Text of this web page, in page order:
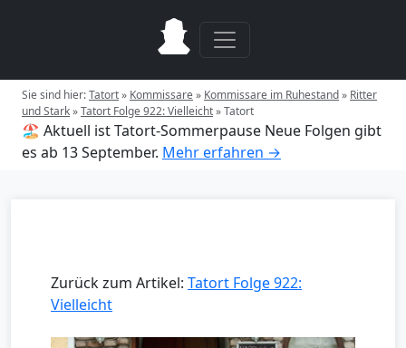
Sie sind hier:Tatort» Kommissare» Kommissare im Ruhestand» Ritter
und Stark»Tatort Folge 922: Vielleicht»Tatort
🏖️ Aktuell ist Tatort-Sommerpause Neue Folgen gibt
es ab 13 September. Mehr erfahren →
Zurück zum Artikel: Tatort Folge 922:
Vielleicht